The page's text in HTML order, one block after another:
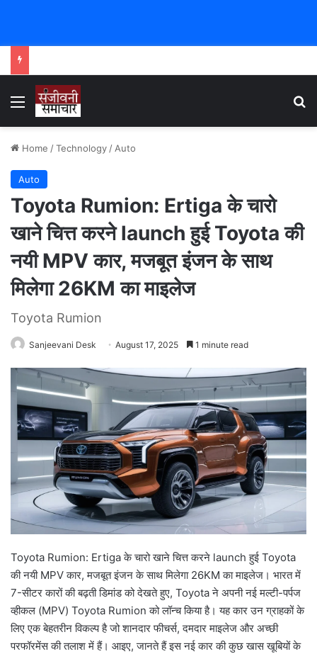
Menu
Home /Technology / Auto
Auto
Toyota Rumion: Ertiga के चारो
खाने चित्त करने launch हुई Toyota की
नयी MPV कार, मजबूत इंजन के साथ
मिलेगा 26KM का माइलेज
Toyota Rumion
Sanjeevani Desk August 17, 2025 1 minute read
Toyota Rumion: Ertiga के चारो खाने चित्त करने launch हुई Toyota
की नयी MPV कार, मजबूत इंजन के साथ मिलेगा 26KM का माइलेज। भारत में
7-सीटर कारों की बढ़ती डिमांड को देखते हुए, Toyota ने अपनी नई मल्टी-पर्पज
व्हीकल (MPV) Toyota Rumion को लॉन्च किया है। यह कार उन ग्राहकों के
लिए एक बेहतरीन विकल्प है जो शानदार फीचर्स, दमदार माइलेज और अच्छी
परफॉरमेंस की तलाश में हैं। आइए, जानते हैं इस नई कार की कुछ खास खूबियों के